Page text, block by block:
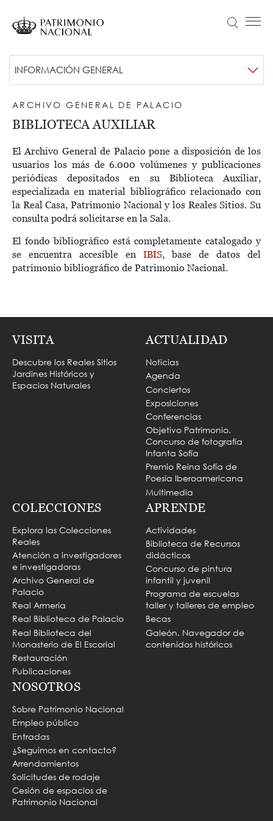
contenido
Idiomas
disponibles
Navegación
principal
ACTUALIDAD
COLECCIONES
NOSOTROS
TRANSPARENCIA
ENTRADAS
Buscar
Submenú
-
Archivo
de
Palacio
INFORMACIÓN GENERAL
ARCHIVO GENERAL DE PALACIO
BIBLIOTECA AUXILIAR
El Archivo General de Palacio pone a disposición de los
usuarios los más de 6.000 volúmenes y publicaciones
periódicas depositados en su Biblioteca Auxiliar,
especializada en material bibliográfico relacionado con
la Real Casa, Patrimonio Nacional y los Reales Sitios. Su
consulta podrá solicitarse en la Sala.
El fondo bibliográfico está completamente catalogado y
se encuentra accesible en IBIS, base de datos del
patrimonio bibliográfico de Patrimonio Nacional.
VISITA
Descubre los Reales Sitios
Jardines Históricos y
Espacios Naturales
ACTUALIDAD
Noticias
Agenda
Conciertos
Exposiciones
Conferencias
Objetivo Patrimonio.
Concurso de fotografía
Infanta Sofía
Premio Reina Sofía de
Poesía Iberoamericana
Multimedia
COLECCIONES
Explora las Colecciones
Reales
Atención a investigadores
e investigadoras
Archivo General de
Palacio
Real Armería
Real Biblioteca de Palacio
Real Biblioteca del
Monasterio de El Escorial
Restauración
Publicaciones
APRENDE
Actividades
Biblioteca de Recursos
didácticos
Concurso de pintura
infantil y juvenil
Programa de escuelas
taller y talleres de empleo
Becas
Galeón. Navegador de
contenidos históricos
NOSOTROS
Sobre Patrimonio Nacional
Empleo público
Entradas
¿Seguimos en contacto?
Arrendamientos
Solicitudes de rodaje
Cesión de espacios de
Patrimonio Nacional